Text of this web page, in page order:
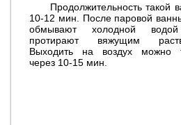
Продолжительность такой
10-12 мин. После паровой
обмывают холодной
протирают вяжущим
Выходить на воздух можно
через 10-15 мин.